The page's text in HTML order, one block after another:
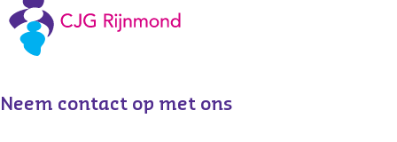
Neem contact op met ons